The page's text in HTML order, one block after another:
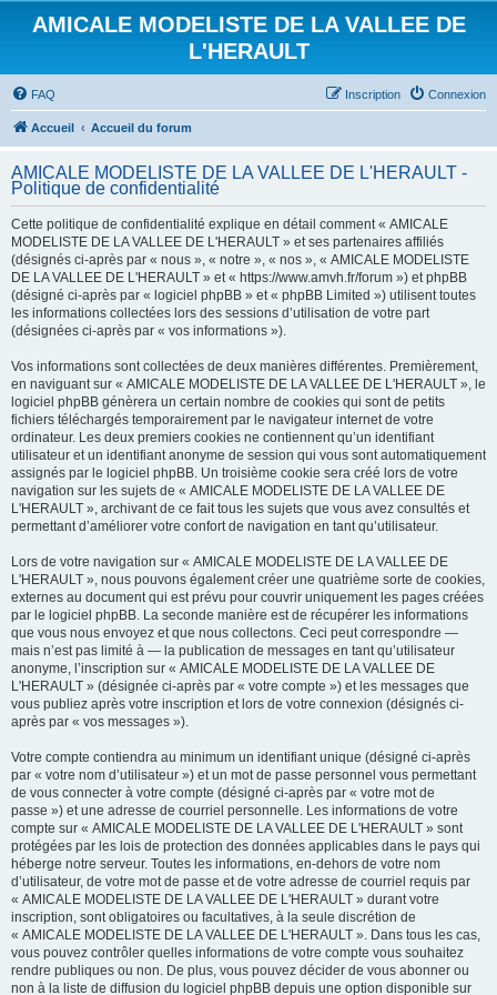
AMICALE MODELISTE DE LA VALLEE DE
L'HERAULT
FAQ Connexion
Inscription
Accueil Accueil du forum
AMICALE MODELISTE DE LA VALLEE DE L'HERAULT -
Politique de confidentialité
Cette politique de confidentialité explique en détail comment « AMICALE
MODELISTE DE LA VALLEE DE L'HERAULT » et ses partenaires affiliés
(désignés ci-après par « nous », « notre », « nos », « AMICALE MODELISTE
DE LA VALLEE DE L'HERAULT » et « https://www.amvh.fr/forum ») et phpBB
(désigné ci-après par « logiciel phpBB » et « phpBB Limited ») utilisent toutes
les informations collectées lors des sessions d’utilisation de votre part
(désignées ci-après par « vos informations »).
Vos informations sont collectées de deux manières différentes. Premièrement,
en naviguant sur « AMICALE MODELISTE DE LA VALLEE DE L'HERAULT », le
logiciel phpBB génèrera un certain nombre de cookies qui sont de petits
fichiers téléchargés temporairement par le navigateur internet de votre
ordinateur. Les deux premiers cookies ne contiennent qu’un identifiant
utilisateur et un identifiant anonyme de session qui vous sont automatiquement
assignés par le logiciel phpBB. Un troisième cookie sera créé lors de votre
navigation sur les sujets de « AMICALE MODELISTE DE LA VALLEE DE
L'HERAULT », archivant de ce fait tous les sujets que vous avez consultés et
permettant d’améliorer votre confort de navigation en tant qu’utilisateur.
Lors de votre navigation sur « AMICALE MODELISTE DE LA VALLEE DE
L'HERAULT », nous pouvons également créer une quatrième sorte de cookies,
externes au document qui est prévu pour couvrir uniquement les pages créées
par le logiciel phpBB. La seconde manière est de récupérer les informations
que vous nous envoyez et que nous collectons. Ceci peut correspondre —
mais n’est pas limité à — la publication de messages en tant qu’utilisateur
anonyme, l’inscription sur « AMICALE MODELISTE DE LA VALLEE DE
L'HERAULT » (désignée ci-après par « votre compte ») et les messages que
vous publiez après votre inscription et lors de votre connexion (désignés ci-
après par « vos messages »).
Votre compte contiendra au minimum un identifiant unique (désigné ci-après
par « votre nom d’utilisateur ») et un mot de passe personnel vous permettant
de vous connecter à votre compte (désigné ci-après par « votre mot de
passe ») et une adresse de courriel personnelle. Les informations de votre
compte sur « AMICALE MODELISTE DE LA VALLEE DE L'HERAULT » sont
protégées par les lois de protection des données applicables dans le pays qui
héberge notre serveur. Toutes les informations, en-dehors de votre nom
d’utilisateur, de votre mot de passe et de votre adresse de courriel requis par
« AMICALE MODELISTE DE LA VALLEE DE L'HERAULT » durant votre
inscription, sont obligatoires ou facultatives, à la seule discrétion de
« AMICALE MODELISTE DE LA VALLEE DE L'HERAULT ». Dans tous les cas,
vous pouvez contrôler quelles informations de votre compte vous souhaitez
rendre publiques ou non. De plus, vous pouvez décider de vous abonner ou
non à la liste de diffusion du logiciel phpBB depuis une option disponible sur